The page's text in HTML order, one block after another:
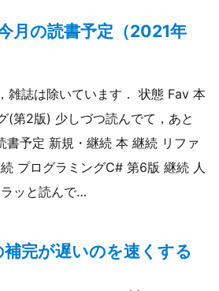
月の読書予定（2021年
雑誌は除いています． 状態 Fav 本
(第2版) 少しづつ読んでて，あと
書予定 新規・継続 本 継続 リファ
プログラミングC# 第6版 継続 人
ッと読んで…
完が遅いのを速くする